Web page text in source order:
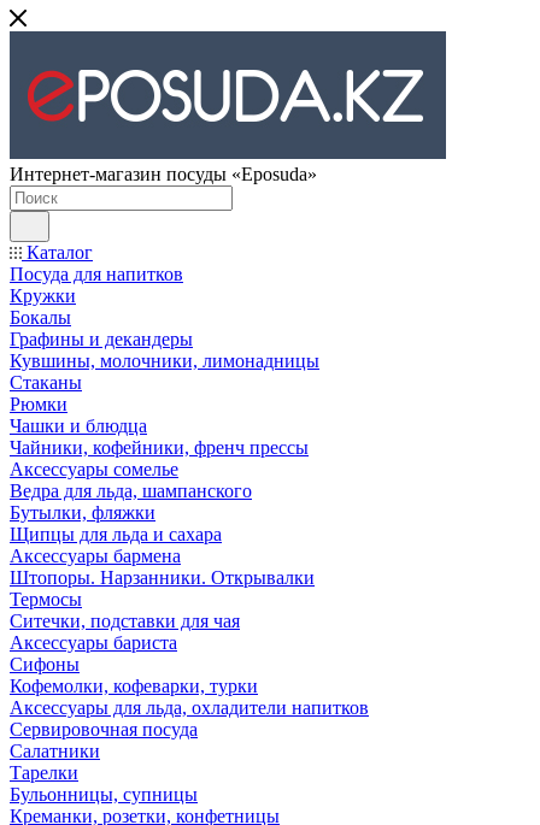
Интернет-магазин посуды «Eposuda»
Каталог
Посуда для напитков
Кружки
Бокалы
Графины и декандеры
Кувшины, молочники, лимонадницы
Стаканы
Рюмки
Чашки и блюдца
Чайники, кофейники, френч прессы
Аксессуары сомелье
Ведра для льда, шампанского
Бутылки, фляжки
Щипцы для льда и сахара
Аксессуары бармена
Штопоры. Нарзанники. Открывалки
Термосы
Ситечки, подставки для чая
Аксессуары бариста
Сифоны
Кофемолки, кофеварки, турки
Аксессуары для льда, охладители напитков
Сервировочная посуда
Салатники
Тарелки
Бульонницы, супницы
Креманки, розетки, конфетницы